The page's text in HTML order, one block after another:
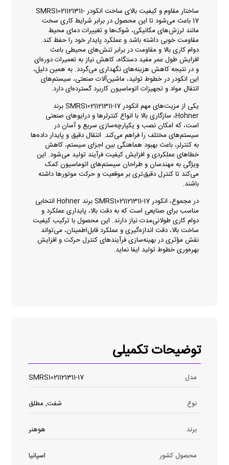
ساختار مقاوم و کیفیت بالای ساخت انکودر SMRS1021121311-
17 باعث می‌شود تا این محصول در برابر شرایط کاری سخت
مانند لرزش‌های مکانیکی، شوک‌ها و تغییرات دمای محیط
مقاومت خوبی داشته باشد و عملکرد پایدار خود را حفظ کند.
دوام کاری بالا و مقاومت در برابر تنش‌های محیطی باعث
افزایش طول عمر مفید دستگاه، کاهش نیاز به تعمیرات دوره‌ای
و در نتیجه کاهش هزینه‌های نگهداری می‌گردد. به همین دلیل،
این انکودر در خطوط تولید، ماشین‌آلات صنعتی، سیستم‌های
انتقال مواد و تجهیزات اتوماسیون کاربرد گسترده‌ای دارد.
یکی از مزیت‌های مهم انکودر SMRS1021121311-17 برند
Hohner، سازگاری بالا با انواع کنترلرها و درایوهای صنعتی
است، که امکان نصب و یکپارچه‌سازی سریع و آسان در
سیستم‌های مختلف را فراهم می‌کند. انتقال دقیق و پایدار داده‌ها
به کنترلر، باعث بهبود هماهنگی بین اجزای سیستم، کاهش
خطاهای عملکردی و افزایش کیفیت فرآیند تولید می‌شود. این
ویژگی به مهندسان و طراحان سیستم‌های اتوماسیون کمک
می‌کند تا کنترل دقیق‌تری بر موقعیت و حرکت موتورها داشته
باشند.
در مجموع، انکودر SMRS1021121311-17 برند Hohner انتخابی
مناسب برای صنایعی است که به دقت بالا، پایداری عملکرد و
دوام کاری طولانی‌مدت نیاز دارند. این محصول با ترکیب کیفیت
ساخت بالا، دقت اندازه‌گیری و عملکرد قابل‌اطمینان، می‌تواند
نقش مؤثری در بهینه‌سازی فرآیندهای کنترل حرکت و افزایش
بهره‌وری خطوط تولید ایفا نماید.
توضیحات تکمیلی
مدل SMRS1021121311-17
نوع شفت, مطلق
برند هوهنر
محصول کشور اسپانیا